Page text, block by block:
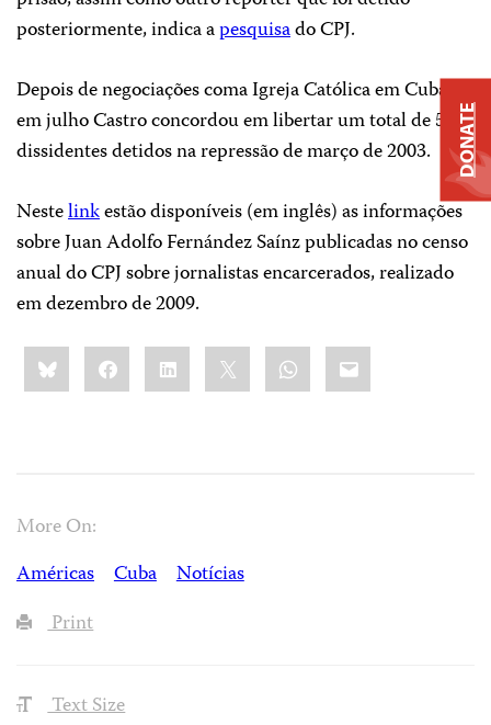
posteriormente, indica apesquisado CPJ.
Depois de negociações coma Igreja Católica em Cuba,
em julho Castro concordou em libertar um total de 52
dissidentes detidos na repressão de março de 2003.
Nestelinkestão disponíveis (em inglês) as informações
sobre Juan Adolfo Fernández Saínz publicadas no censo
anual do CPJ sobre jornalistas encarcerados, realizado
em dezembro de 2009.
Share
this:BlueskyFacebookLinkedIn WhatsApp
Email
More On:
Américas
Cuba
Notícias
Print
Text Size
DONATE